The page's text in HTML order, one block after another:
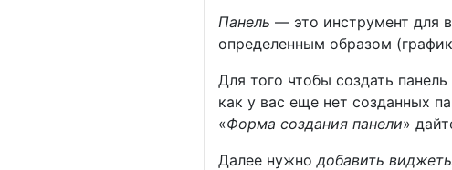
Панель — это инструмент для
определенным образом
Для того чтобы создать
как у вас еще нет созданных
«Форма создания панели»
Далее нужнодобавить